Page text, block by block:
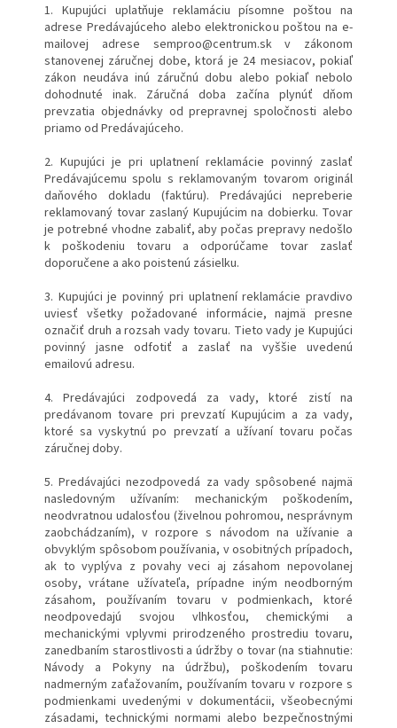
1. Kupujúci uplatňuje reklamáciu písomne poštou na
adrese Predávajúceho alebo elektronickou poštou na e-
mailovej adrese semproo@centrum.sk v zákonom
stanovenej záručnej dobe, ktorá je 24 mesiacov, pokiaľ
zákon neudáva inú záručnú dobu alebo pokiaľ nebolo
dohodnuté inak. Záručná doba začína plynúť dňom
prevzatia objednávky od prepravnej spoločnosti alebo
priamo od Predávajúceho.
2. Kupujúci je pri uplatnení reklamácie povinný zaslať
Predávajúcemu spolu s reklamovaným tovarom originál
daňového dokladu (faktúru). Predávajúci nepreberie
reklamovaný tovar zaslaný Kupujúcim na dobierku. Tovar
je potrebné vhodne zabaliť, aby počas prepravy nedošlo
k poškodeniu tovaru a odporúčame tovar zaslať
doporučene a ako poistenú zásielku.
3. Kupujúci je povinný pri uplatnení reklamácie pravdivo
uviesť všetky požadované informácie, najmä presne
označiť druh a rozsah vady tovaru. Tieto vady je Kupujúci
povinný jasne odfotiť a zaslať na vyššie uvedenú
emailovú adresu.
4. Predávajúci zodpovedá za vady, ktoré zistí na
predávanom tovare pri prevzatí Kupujúcim a za vady,
ktoré sa vyskytnú po prevzatí a užívaní tovaru počas
záručnej doby.
5. Predávajúci nezodpovedá za vady spôsobené najmä
nasledovným užívaním: mechanickým poškodením,
neodvratnou udalosťou (živelnou pohromou, nesprávnym
zaobchádzaním), v rozpore s návodom na užívanie a
obvyklým spôsobom používania, v osobitných prípadoch,
ak to vyplýva z povahy veci aj zásahom nepovolanej
osoby, vrátane užívateľa, prípadne iným neodborným
zásahom, používaním tovaru v podmienkach, ktoré
neodpovedajú svojou vlhkosťou, chemickými a
mechanickými vplyvmi prirodzeného prostrediu tovaru,
zanedbaním starostlivosti a údržby o tovar (na stiahnutie:
Návody a Pokyny na údržbu), poškodením tovaru
nadmerným zaťažovaním, používaním tovaru v rozpore s
podmienkami uvedenými v dokumentácii, všeobecnými
zásadami, technickými normami alebo bezpečnostnými